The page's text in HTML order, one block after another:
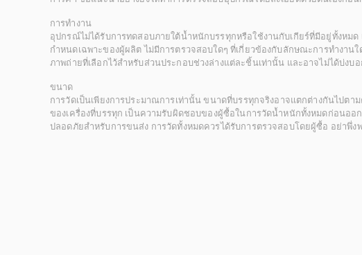
การทำงาน
อุปกรณ์ไม่ได้รับการทดสอบภายใต้น้ำหนักบรรทุกหรือใช้งานกับเกียร์ที่มีอยู่ทั้งหม
กำหนดเฉพาะของผู้ผลิต ไม่มีการตรวจสอบใดๆ ที่เกี่ยวข้องกับลักษณะการทำงาน
ภาพถ่ายที่เลือกไว้สำหรับส่วนประกอบช่วงล่างแต่ละชิ้นเท่านั้น และอาจไม่ได้บ่งบ
ขนาด
การวัดเป็นเพียงการประมาณการเท่านั้น ขนาดที่บรรทุกจริงอาจแตกต่างกันไปต
ของเครื่องที่บรรทุก เป็นความรับผิดชอบของผู้ซื้อในการวัดน้ำหนักทั้งหมดก่อนออ
ปลอดภัยสำหรับการขนส่ง การวัดทั้งหมดควรได้รับการตรวจสอบโดยผู้ซื้อ อย่าพึ่ง